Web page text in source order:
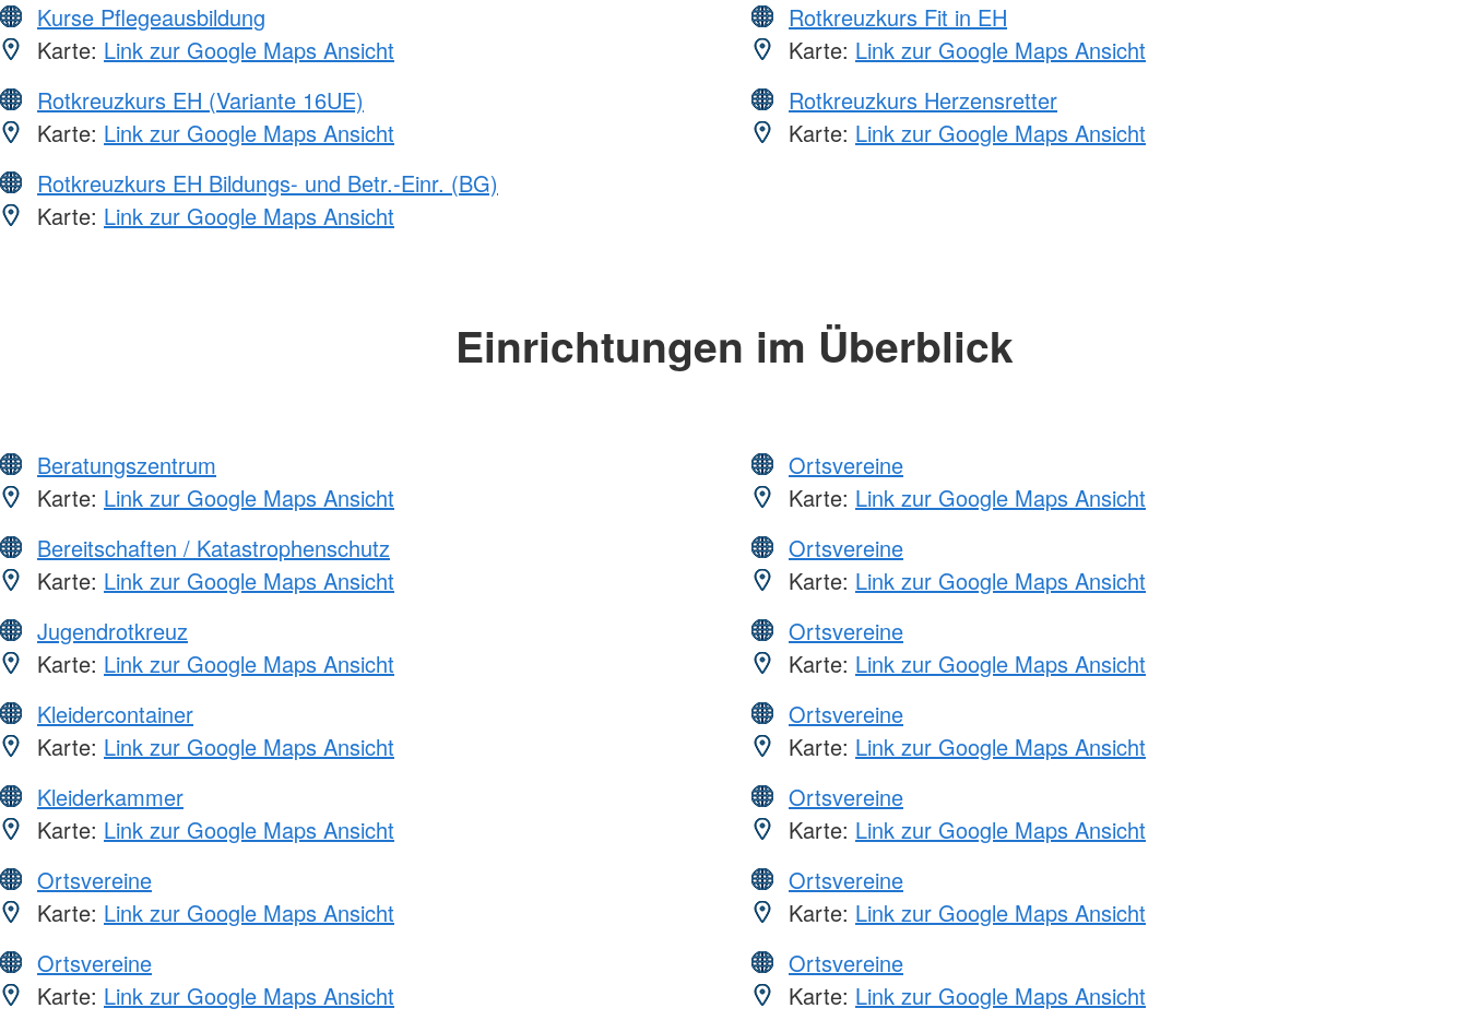
Kurse Pflegeausbildung
Karte: Link zur Google Maps Ansicht
Rotkreuzkurs EH (Variante 16UE)
Karte: Link zur Google Maps Ansicht
Rotkreuzkurs EH Bildungs- und Betr.-Einr. (BG)
Karte: Link zur Google Maps Ansicht
Rotkreuzkurs Fit in EH
Karte: Link zur Google Maps Ansicht
Rotkreuzkurs Herzensretter
Karte: Link zur Google Maps Ansicht
Einrichtungen im Überblick
Beratungszentrum
Karte: Link zur Google Maps Ansicht
Bereitschaften / Katastrophenschutz
Karte: Link zur Google Maps Ansicht
Jugendrotkreuz
Karte: Link zur Google Maps Ansicht
Kleidercontainer
Karte: Link zur Google Maps Ansicht
Kleiderkammer
Karte: Link zur Google Maps Ansicht
Ortsvereine
Karte: Link zur Google Maps Ansicht
Ortsvereine
Karte: Link zur Google Maps Ansicht
Ortsvereine
Karte: Link zur Google Maps Ansicht
Ortsvereine
Karte: Link zur Google Maps Ansicht
Ortsvereine
Karte: Link zur Google Maps Ansicht
Ortsvereine
Karte: Link zur Google Maps Ansicht
Ortsvereine
Karte: Link zur Google Maps Ansicht
Ortsvereine
Karte: Link zur Google Maps Ansicht
Ortsvereine
Karte: Link zur Google Maps Ansicht